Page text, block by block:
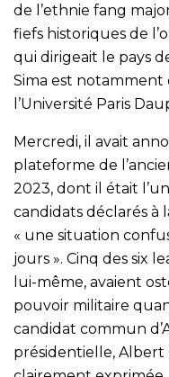
de l’ethnie fang
fiefs historiques de
qui dirigeait le pays
Sima est notamment
l’Université Paris
Mercredi, il avait
plateforme de
2023, dont il était
candidats déclarés à
« une situation
jours ». Cinq des six
lui-même, avaient
pouvoir militaire
candidat commun
présidentielle, Albert